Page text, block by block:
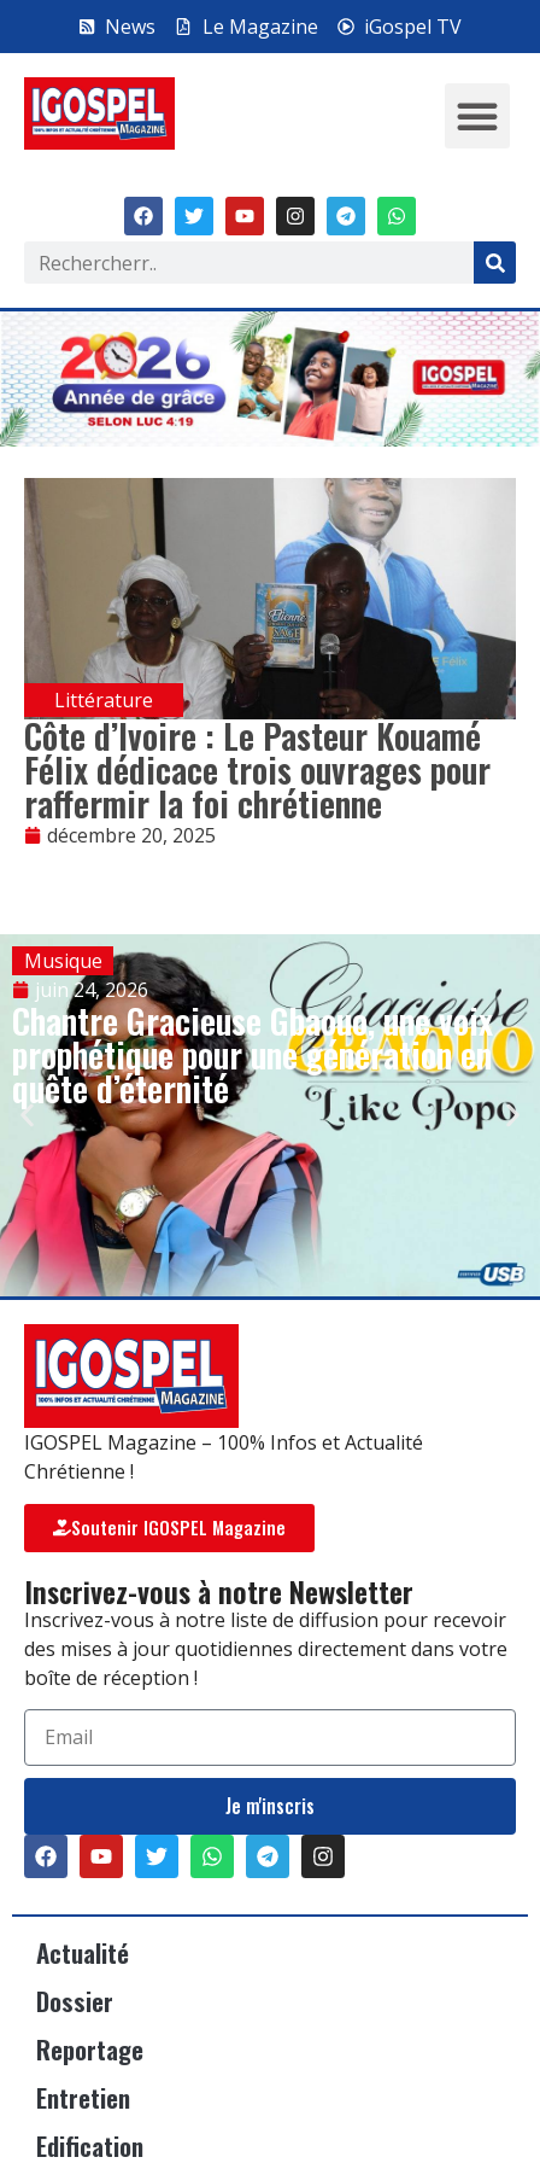
News Le Magazine iGospel TV
Littérature
Côte d’Ivoire : Le Pasteur Kouamé
Félix dédicace trois ouvrages pour
raffermir la foi chrétienne
décembre 20, 2025
Musique
juin 24, 2026
Chantre Gracieuse Gbaouo, une voix
prophétique pour une génération en
quête d’éternité
IGOSPEL Magazine – 100% Infos et Actualité
Chrétienne !
Soutenir IGOSPEL Magazine
Inscrivez-vous à notre Newsletter
Inscrivez-vous à notre liste de diffusion pour recevoir
des mises à jour quotidiennes directement dans votre
boîte de réception !
Je m'inscris
Actualité
Dossier
Reportage
Entretien
Edification